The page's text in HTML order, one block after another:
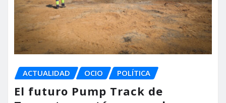
ACTUALIDAD OCIO POLÍTICA
El futuro Pump Track de